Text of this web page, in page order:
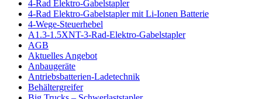
4-Rad Elektro-Gabelstapler
4-Rad Elektro-Gabelstapler mit Li-Ionen Batterie
4-Wege-Steuerhebel
A1.3-1.5XNT-3-Rad-Elektro-Gabelstapler
AGB
Aktuelles Angebot
Anbaugeräte
Antriebsbatterien-Ladetechnik
Behältergreifer